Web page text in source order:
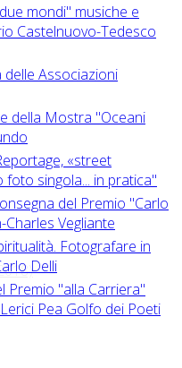
mondi" musiche e
Castelnuovo-Tedesco
delle Associazioni
della Mostra "Oceani
«street
singola... in pratica"
del Premio "Carlo
Charles Vegliante
Fotografare in
Delli
Premio "alla Carriera"
Pea Golfo dei Poeti